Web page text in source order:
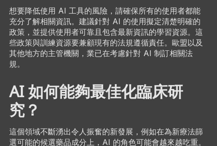
想要降低使用 AI 工具的風險，請確保所有的使用者都能
充分了解相關資訊。建議針對 AI 的使用擬定清楚明確的
政策，並提供使用者可靠且包含最新資訊的學習資源。這
些政策與訓練資源要兼顧現有的法規遵循責任。歐盟以及
其他地方的主管機關，業已在考慮針對 AI 制訂相關法
規。
AI 如何能夠最佳化臨床研
究？
這個領域不斷湧出令人振奮的新發展，例如在為新療法篩
選可能的候選藥品成分上，AI 的角色可能會越來越吃重。